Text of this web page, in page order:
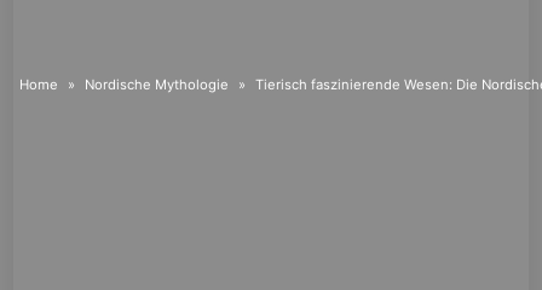
Home Nordische Mythologie Tierisch faszinierende Wesen: Die